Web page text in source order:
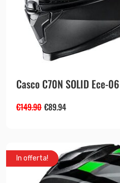
Casco C70N SOLID Ece-06
€149.90 €89.94
In offerta!